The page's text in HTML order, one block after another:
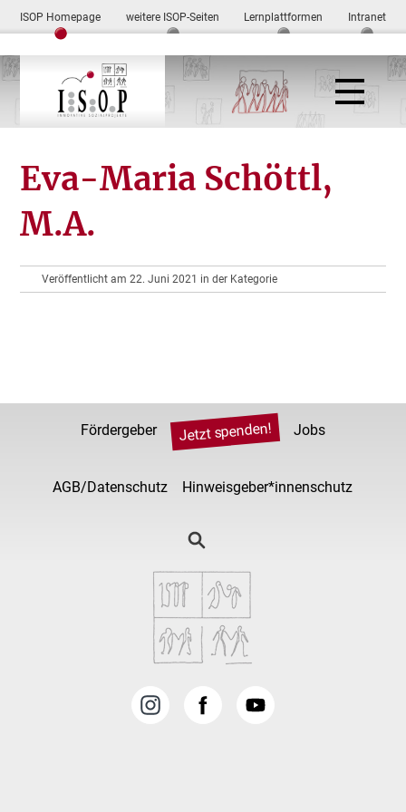
ISOP Homepage weitere ISOP-Seiten Lernplattformen Intranet
Eva-Maria Schöttl,
M.A.
Veröffentlicht am 22. Juni 2021 in der Kategorie
Fördergeber Jetzt spenden! Jobs
AGB/Datenschutz Hinweisgeber*innenschutz